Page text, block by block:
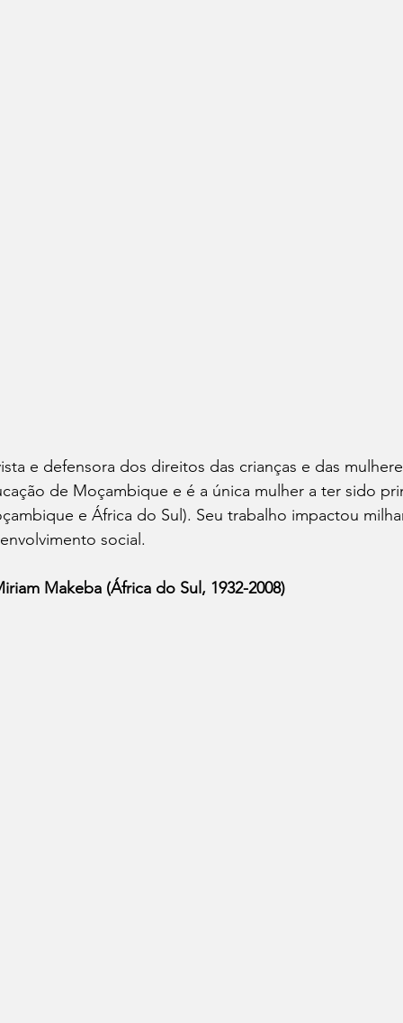
e defensora dos direitos das crianças e das
de Moçambique e é a única mulher a ter sido
e África do Sul). Seu trabalho impactou
social.
Makeba (África do Sul, 1932-2008)